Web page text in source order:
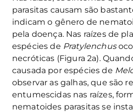
parasitas causam são
indicam o gênero de
pela doença. Nas raízes de
espécies de Pratylenchus
necróticas (Figura 2a).
causada por espécies de
observar as galhas, que são
entumescidas nas raízes,
nematoides parasitas se